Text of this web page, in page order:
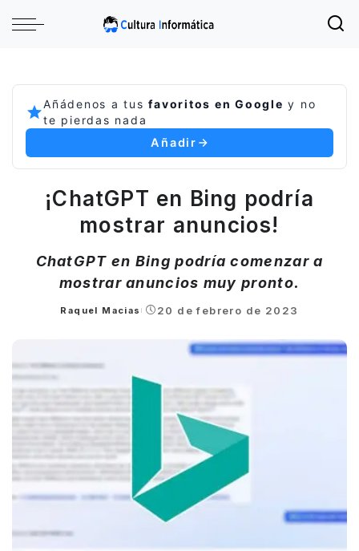
Añádenos a tusfavoritos en Google y no
te pierdas nada
Añadir
¡ChatGPT en Bing podría
mostrar anuncios!
ChatGPT en Bing podría comenzar a
mostrar anuncios muy pronto.
Posted
Raquel Macias 20 de febrero de 2023